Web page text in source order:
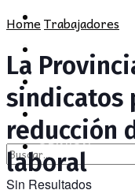
POLÍTICA
CULTURA
OPINIÓN
Sin Resultados
PROVINCIA
POLÍTICA
SOCIEDAD
CULTURA
OPINIÓN
HomeTrabajadores
La
sindicatos
reducción
laboral